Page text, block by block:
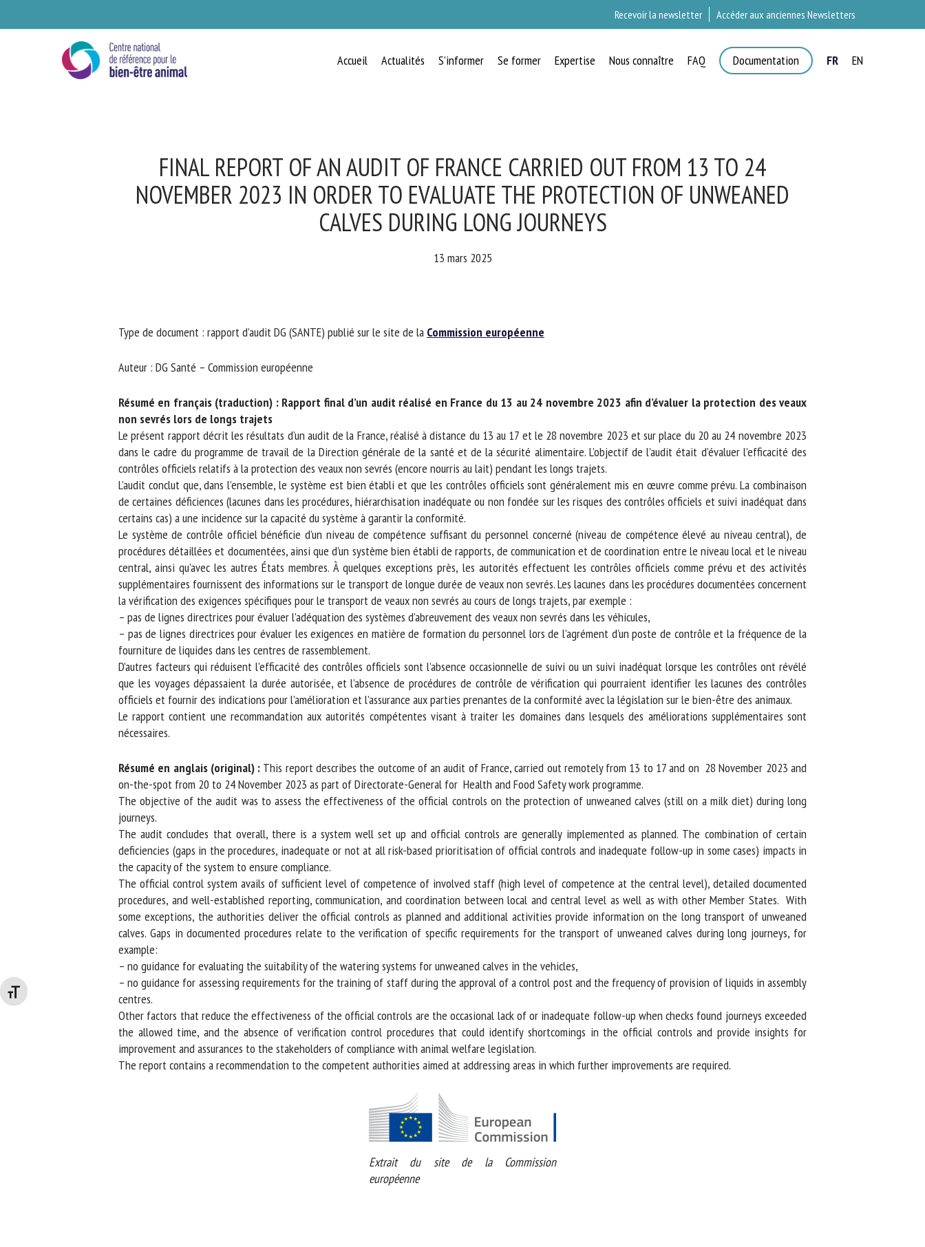
Changer la taille de la police
Recevoir la newsletter Accéder aux anciennes Newsletters
Accueil Actualités S’informer Se former Expertise Nous connaître FAQ Documentation FR EN
FINAL REPORT OF AN AUDIT OF FRANCE CARRIED OUT FROM 13 TO 24
NOVEMBER 2023 IN ORDER TO EVALUATE THE PROTECTION OF UNWEANED
CALVES DURING LONG JOURNEYS
13 mars 2025
Type de document : rapport d’audit DG (SANTE) publié sur le site de laCommission européenne
Auteur : DG Santé – Commission européenne
Résumé en français (traduction) : Rapport final d’un audit réalisé en France du 13 au 24 novembre 2023 afin d’évaluer la protection des veaux
non sevrés lors de longs trajets
Le présent rapport décrit les résultats d’un audit de la France, réalisé à distance du 13 au 17 et le 28 novembre 2023 et sur place du 20 au 24 novembre 2023
dans le cadre du programme de travail de la Direction générale de la santé et de la sécurité alimentaire. L’objectif de l’audit était d’évaluer l’efficacité des
contrôles officiels relatifs à la protection des veaux non sevrés (encore nourris au lait) pendant les longs trajets.
L’audit conclut que, dans l’ensemble, le système est bien établi et que les contrôles officiels sont généralement mis en œuvre comme prévu. La combinaison
de certaines déficiences (lacunes dans les procédures, hiérarchisation inadéquate ou non fondée sur les risques des contrôles officiels et suivi inadéquat dans
certains cas) a une incidence sur la capacité du système à garantir la conformité.
Le système de contrôle officiel bénéficie d’un niveau de compétence suffisant du personnel concerné (niveau de compétence élevé au niveau central), de
procédures détaillées et documentées, ainsi que d’un système bien établi de rapports, de communication et de coordination entre le niveau local et le niveau
central, ainsi qu’avec les autres États membres. À quelques exceptions près, les autorités effectuent les contrôles officiels comme prévu et des activités
supplémentaires fournissent des informations sur le transport de longue durée de veaux non sevrés. Les lacunes dans les procédures documentées concernent
la vérification des exigences spécifiques pour le transport de veaux non sevrés au cours de longs trajets, par exemple :
– pas de lignes directrices pour évaluer l’adéquation des systèmes d’abreuvement des veaux non sevrés dans les véhicules,
– pas de lignes directrices pour évaluer les exigences en matière de formation du personnel lors de l’agrément d’un poste de contrôle et la fréquence de la
fourniture de liquides dans les centres de rassemblement.
D’autres facteurs qui réduisent l’efficacité des contrôles officiels sont l’absence occasionnelle de suivi ou un suivi inadéquat lorsque les contrôles ont révélé
que les voyages dépassaient la durée autorisée, et l’absence de procédures de contrôle de vérification qui pourraient identifier les lacunes des contrôles
officiels et fournir des indications pour l’amélioration et l’assurance aux parties prenantes de la conformité avec la législation sur le bien-être des animaux.
Le rapport contient une recommandation aux autorités compétentes visant à traiter les domaines dans lesquels des améliorations supplémentaires sont
nécessaires.
Résumé en anglais (original) : This report describes the outcome of an audit of France, carried out remotely from 13 to 17 and on 28 November 2023 and
on-the-spot from 20 to 24 November 2023 as part of Directorate-General for Health and Food Safety work programme.
The objective of the audit was to assess the effectiveness of the official controls on the protection of unweaned calves (still on a milk diet) during long
journeys.
The audit concludes that overall, there is a system well set up and official controls are generally implemented as planned. The combination of certain
deficiencies (gaps in the procedures, inadequate or not at all risk-based prioritisation of official controls and inadequate follow-up in some cases) impacts in
the capacity of the system to ensure compliance.
The official control system avails of sufficient level of competence of involved staff (high level of competence at the central level), detailed documented
procedures, and well-established reporting, communication, and coordination between local and central level as well as with other Member States. With
some exceptions, the authorities deliver the official controls as planned and additional activities provide information on the long transport of unweaned
calves. Gaps in documented procedures relate to the verification of specific requirements for the transport of unweaned calves during long journeys, for
example:
– no guidance for evaluating the suitability of the watering systems for unweaned calves in the vehicles,
– no guidance for assessing requirements for the training of staff during the approval of a control post and the frequency of provision of liquids in assembly
centres.
Other factors that reduce the effectiveness of the official controls are the occasional lack of or inadequate follow-up when checks found journeys exceeded
the allowed time, and the absence of verification control procedures that could identify shortcomings in the official controls and provide insights for
improvement and assurances to the stakeholders of compliance with animal welfare legislation.
The report contains a recommendation to the competent authorities aimed at addressing areas in which further improvements are required.
Extrait du site de la Commission
européenne
BIEN-ÊTRE ANIMAL
Select language
*
utilisées dans le cadre de la relation avec le CNR BEA. *
Les champs suivis de * sont obligatoires